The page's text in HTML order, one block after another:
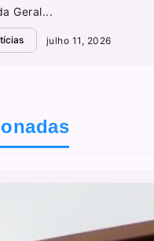
Geral...
julho 11, 2026